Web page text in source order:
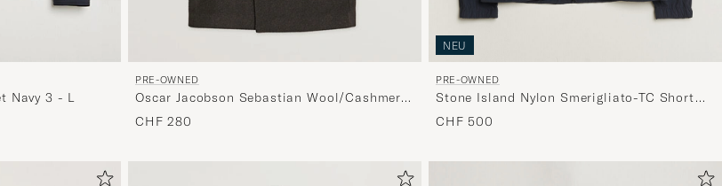
Navy 3 - L
PRE-OWNED
Oscar Jacobson Sebastian Wool/Cashmere
Double Breasted Coat Brown 48
CHF 280
NEU
PRE-OWNED
Stone Island Nylon Smerigliato-TC Short
Parka Navy M
CHF 500